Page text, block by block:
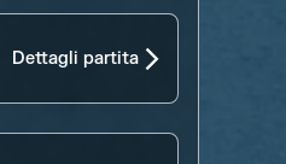
Dettagli partita